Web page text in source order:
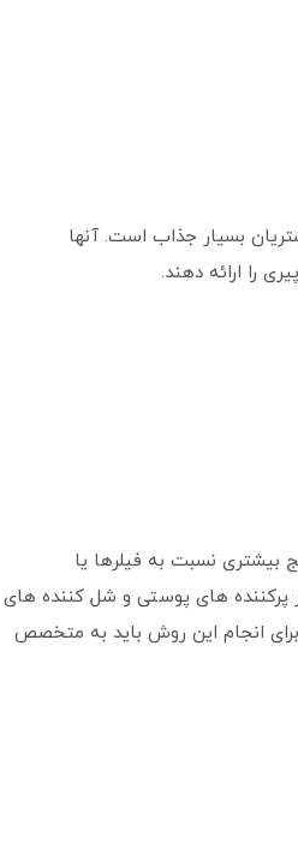
بسیار جذاب است. آنها
را ارائه دهند.
بیشتری نسبت به فیلرها یا
پرکننده های پوستی و شل کننده های
انجام این روش باید به متخصص